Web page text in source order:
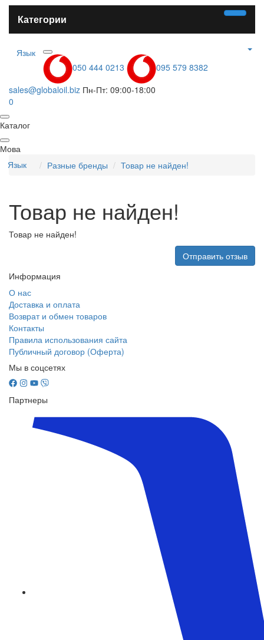
Категории
Язык
050 444 0213
095 579 8382
sales@globaloil.biz Пн-Пт: 09:00-18:00
0
Каталог
Мова
Язык
Разные бренды Товар не найден!
Товар не найден!
Товар не найден!
Отправить отзыв
Информация
О нас
Доставка и оплата
Возврат и обмен товаров
Контакты
Правила использования сайта
Публичный договор (Оферта)
Мы в соцсетях
Партнеры